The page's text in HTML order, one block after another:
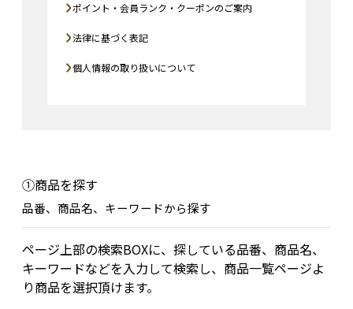
ポイント・会員ランク・クーポンのご案内
法律に基づく表記
個人情報の取り扱いについて
①商品を探す
品番、商品名、キーワードから探す
ページ上部の検索BOXに、探している品番、商品名、
キーワードなどを入力して検索し、商品一覧ページよ
り商品を選択頂けます。